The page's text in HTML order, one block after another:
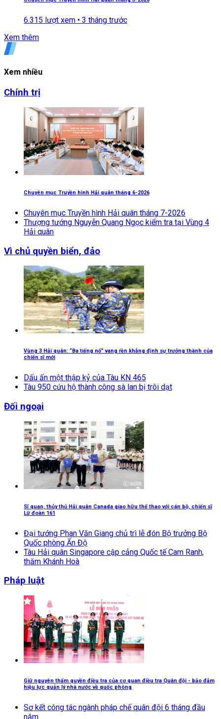
6.315 lượt xem • 3 tháng trước
Xem thêm
Xem nhiều
Chính trị
Chuyên mục Truyền hình Hải quân tháng 6-2026
Chuyên mục Truyền hình Hải quân tháng 7-2026
Thượng tướng Nguyễn Quang Ngọc kiểm tra tại Vùng 4
Hải quân
Vì chủ quyền biển, đảo
Vùng 3 Hải quân: “Ba tiếng nổ” vang rền khẳng định sự trưởng thành của
chiến sĩ mới
Dấu ấn một thập kỷ của Tàu KN 465
Tàu 950 cứu hộ thành công sà lan bị trôi dạt
Đối ngoại
Sĩ quan, thủy thủ Hải quân Canada giao hữu thể thao với cán bộ, chiến sĩ
Lữ đoàn 161
Đại tướng Phan Văn Giang chủ trì lễ đón Bộ trưởng Bộ
Quốc phòng Ấn Độ
Tàu Hải quân Singapore cập cảng Quốc tế Cam Ranh,
thăm Khánh Hoà
Pháp luật
Giữ nguyên thẩm quyền điều tra của cơ quan điều tra Quân đội - bảo đảm
hiệu lực quản lý nhà nước về quốc phòng
Sơ kết công tác ngành pháp chế quân đội 6 tháng đầu
năm